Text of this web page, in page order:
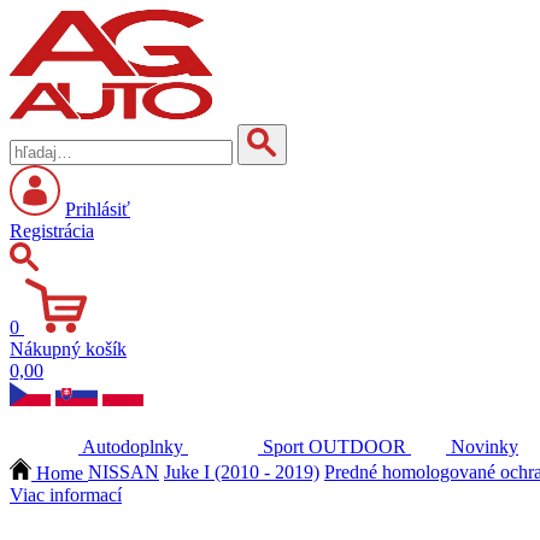
Prihlásiť
Registrácia
0
Nákupný košík
0,00
Autodoplnky Sport OUTDOOR
Novinky
Home NISSAN Juke I (2010 - 2019) Predné homologované
Viac informací